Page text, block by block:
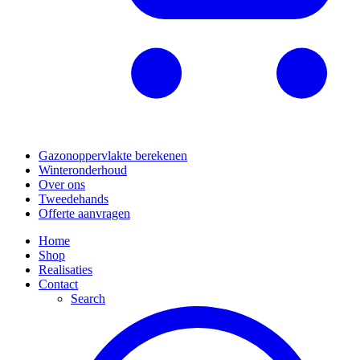
Gazonoppervlakte berekenen
Winteronderhoud
Over ons
Tweedehands
Offerte aanvragen
Home
Shop
Realisaties
Contact
Search